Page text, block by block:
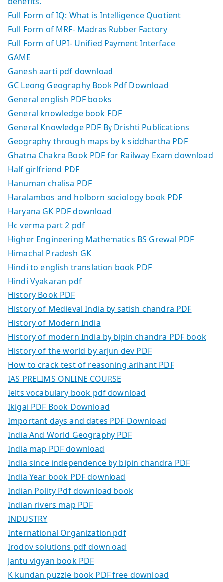
Full Form of IQ: What is Intelligence Quotient
Full Form of MRF- Madras Rubber Factory
Full Form of UPI- Unified Payment Interface
GAME
Ganesh aarti pdf download
GC Leong Geography Book Pdf Download
General english PDF books
General knowledge book PDF
General Knowledge PDF By Drishti Publications
Geography through maps by k siddhartha PDF
Ghatna Chakra Book PDF for Railway Exam download
Half girlfriend PDF
Hanuman chalisa PDF
Haralambos and holborn sociology book PDF
Haryana GK PDF download
Hc verma part 2 pdf
Higher Engineering Mathematics BS Grewal PDF
Himachal Pradesh GK
Hindi to english translation book PDF
Hindi Vyakaran pdf
History Book PDF
History of Medieval India by satish chandra PDF
History of Modern India
History of modern India by bipin chandra PDF book
History of the world by arjun dev PDF
How to crack test of reasoning arihant PDF
IAS PRELIMS ONLINE COURSE
Ielts vocabulary book pdf download
Ikigai PDF Book Download
Important days and dates PDF Download
India And World Geography PDF
India map PDF download
India since independence by bipin chandra PDF
India Year book PDF download
Indian Polity Pdf download book
Indian rivers map PDF
INDUSTRY
International Organization pdf
Irodov solutions pdf download
Jantu vigyan book PDF
K kundan puzzle book PDF free download